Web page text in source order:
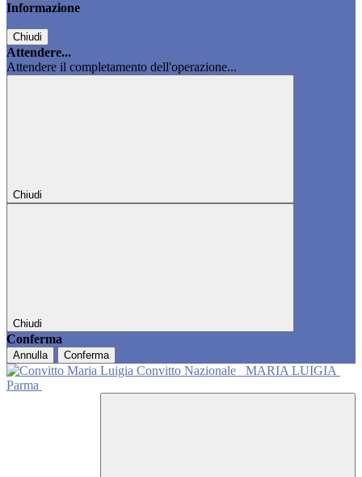
Informazione
Chiudi
Attendere...
Attendere il completamento dell'operazione...
Chiudi
Chiudi
Conferma
Annulla Conferma
Convitto Nazionale
MARIA LUIGIA
Parma